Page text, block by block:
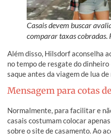
Casais devem buscar
comparar taxas cobradas.
Além disso, Hilsdorf aconselha
no tempo de resgate do
saque antes da viagem de lua de
Mensagem para cotas
Normalmente, para facilitar e
casais costumam colocar
sobre o site de casamento. Ao